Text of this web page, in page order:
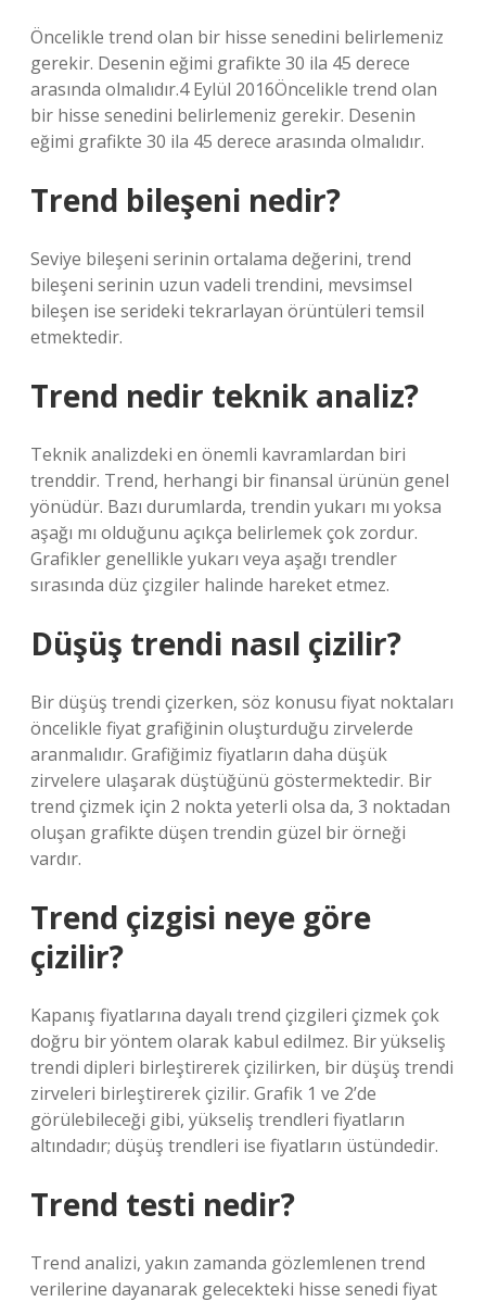
Öncelikle trend olan bir hisse senedini belirlemeniz
gerekir. Desenin eğimi grafikte 30 ila 45 derece
arasında olmalıdır.4 Eylül 2016Öncelikle trend olan
bir hisse senedini belirlemeniz gerekir. Desenin
eğimi grafikte 30 ila 45 derece arasında olmalıdır.
Trend bileşeni nedir?
Seviye bileşeni serinin ortalama değerini, trend
bileşeni serinin uzun vadeli trendini, mevsimsel
bileşen ise serideki tekrarlayan örüntüleri temsil
etmektedir.
Trend nedir teknik analiz?
Teknik analizdeki en önemli kavramlardan biri
trenddir. Trend, herhangi bir finansal ürünün genel
yönüdür. Bazı durumlarda, trendin yukarı mı yoksa
aşağı mı olduğunu açıkça belirlemek çok zordur.
Grafikler genellikle yukarı veya aşağı trendler
sırasında düz çizgiler halinde hareket etmez.
Düşüş trendi nasıl çizilir?
Bir düşüş trendi çizerken, söz konusu fiyat noktaları
öncelikle fiyat grafiğinin oluşturduğu zirvelerde
aranmalıdır. Grafiğimiz fiyatların daha düşük
zirvelere ulaşarak düştüğünü göstermektedir. Bir
trend çizmek için 2 nokta yeterli olsa da, 3 noktadan
oluşan grafikte düşen trendin güzel bir örneği
vardır.
Trend çizgisi neye göre
çizilir?
Kapanış fiyatlarına dayalı trend çizgileri çizmek çok
doğru bir yöntem olarak kabul edilmez. Bir yükseliş
trendi dipleri birleştirerek çizilirken, bir düşüş trendi
zirveleri birleştirerek çizilir. Grafik 1 ve 2’de
görülebileceği gibi, yükseliş trendleri fiyatların
altındadır; düşüş trendleri ise fiyatların üstündedir.
Trend testi nedir?
Trend analizi, yakın zamanda gözlemlenen trend
verilerine dayanarak gelecekteki hisse senedi fiyat